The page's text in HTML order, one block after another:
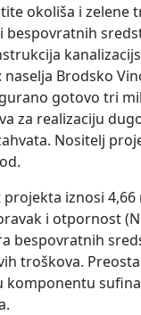
okoliša i zelene
bespovratnih
naselja Brodsko
gotovo tri
za realizaciju
Nositelj
iznosi 4,66
i otpornost
bespovratnih
troškova.
komponentu